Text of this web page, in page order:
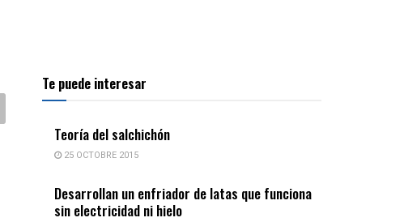
Te puede interesar
Teoría del salchichón
25 OCTOBRE 2015
Desarrollan un enfriador de latas que funciona
sin electricidad ni hielo